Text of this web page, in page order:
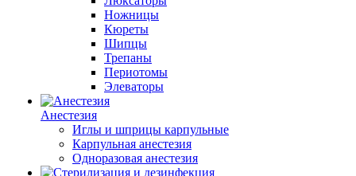
Ножницы
Кюреты
Шипцы
Трепаны
Периотомы
Элеваторы
Анестезия
Иглы и шприцы карпульные
Карпульная анестезия
Одноразовая анестезия